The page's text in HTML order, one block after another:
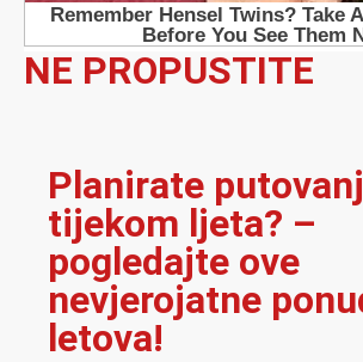
NE PROPUSTITE
Planirate
tijekom ljeta? –
pogledajte ove
nevjerojatne
letova!